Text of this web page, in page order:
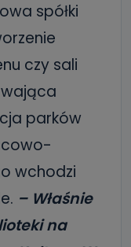
spółki
czy sali
parków
wchodzi
– Właśnie
na